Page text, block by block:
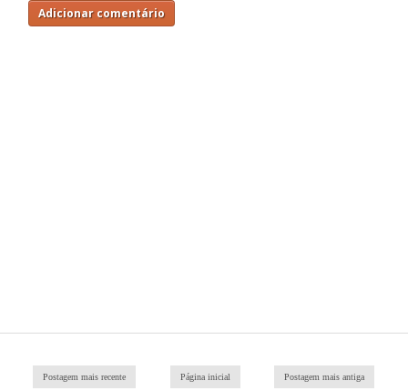
Adicionar comentário
Postagem mais recente Postagem mais antiga
Página inicial